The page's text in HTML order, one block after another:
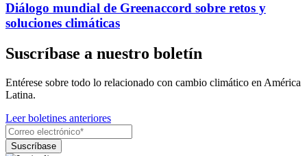
Diálogo mundial de Greenaccord sobre retos y
soluciones climáticas
Suscríbase a nuestro boletín
Entérese sobre todo lo relacionado con cambio climático en América
Latina.
Leer boletines anteriores